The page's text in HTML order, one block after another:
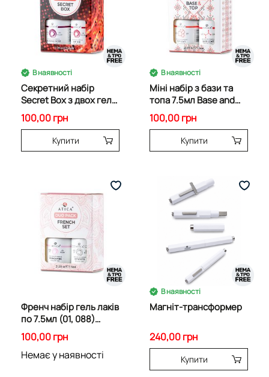
В наявності
Секретний набір
Secret Box з двох гель
лаків по 7.5 мл 00870
100,00 грн
Купити
В наявності
Міні набір з бази та
топа 7.5мл Base and
Top Set 64895
100,00 грн
Купити
Френч набір гель лаків
по 7.5мл (01, 088)
00043
100,00 грн
Немає у наявності
В наявності
Магніт-трансформер
240,00 грн
Купити